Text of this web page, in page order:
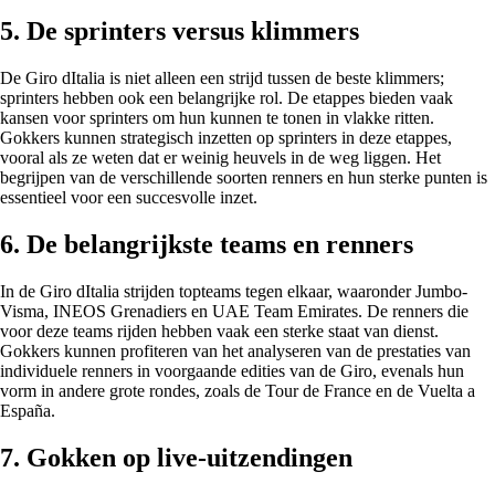
5. De sprinters versus klimmers
De Giro dItalia is niet alleen een strijd tussen de beste klimmers;
sprinters hebben ook een belangrijke rol. De etappes bieden vaak
kansen voor sprinters om hun kunnen te tonen in vlakke ritten.
Gokkers kunnen strategisch inzetten op sprinters in deze etappes,
vooral als ze weten dat er weinig heuvels in de weg liggen. Het
begrijpen van de verschillende soorten renners en hun sterke punten is
essentieel voor een succesvolle inzet.
6. De belangrijkste teams en renners
In de Giro dItalia strijden topteams tegen elkaar, waaronder Jumbo-
Visma, INEOS Grenadiers en UAE Team Emirates. De renners die
voor deze teams rijden hebben vaak een sterke staat van dienst.
Gokkers kunnen profiteren van het analyseren van de prestaties van
individuele renners in voorgaande edities van de Giro, evenals hun
vorm in andere grote rondes, zoals de Tour de France en de Vuelta a
España.
7. Gokken op live-uitzendingen